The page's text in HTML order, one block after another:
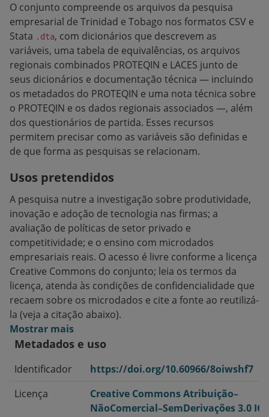
O conjunto compreende os arquivos da pesquisa
empresarial de Trinidad e Tobago nos formatos CSV e
Stata .dta, com dicionários que descrevem as
variáveis, uma tabela de equivalências, os arquivos
regionais combinados PROTEQIN e LACES junto de
seus dicionários e documentação técnica — incluindo
os metadados do PROTEQIN e uma nota técnica sobre
o PROTEQIN e os dados regionais associados —, além
dos questionários de partida. Esses recursos
permitem precisar como as variáveis são definidas e
de que forma as pesquisas se relacionam.
Usos pretendidos
A pesquisa nutre a investigação sobre produtividade,
inovação e adoção de tecnologia nas firmas; a
avaliação de políticas de setor privado e
competitividade; e o ensino com microdados
empresariais reais. O acesso é livre conforme a licença
Creative Commons do conjunto; leia os termos da
licença, atenda às condições de confidencialidade que
recaem sobre os microdados e cite a fonte ao reutilizá-
la (veja a citação abaixo).
Mostrar mais
Metadados e uso
Identificador
https://doi.org/10.60966/8oiwshf7
Licença
Creative Commons Atribuição–
NãoComercial–SemDerivações 3.0